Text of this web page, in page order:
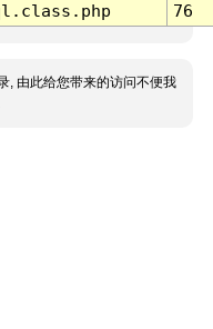
76
, 由此给您带来的访问不便我